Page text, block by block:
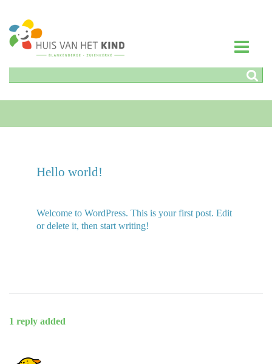
Hello world!
Welcome to WordPress. This is your first post. Edit
or delete it, then start writing!
1 reply added